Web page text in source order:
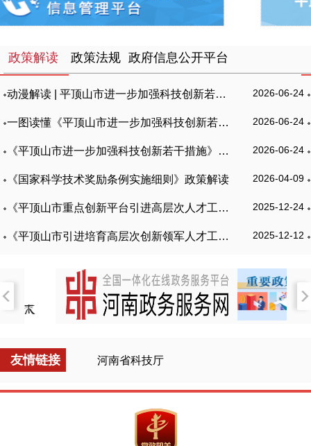
政策解读 政策法规 政府信息公开平台
动漫解读 | 平顶山市进一步加强科技创新若干措施 2026-06-24
一图读懂《平顶山市进一步加强科技创新若干措施》 2026-06-24
《平顶山市进一步加强科技创新若干措施》政策解读 2026-06-24
《国家科学技术奖励条例实施细则》政策解读 2026-04-09
《平顶山市重点创新平台引进高层次人才工作细则》政策解读 2025-12-24
《平顶山市引进培育高层次创新领军人才工作细则》政策解读 2025-12-12
友情链接 河南省科技厅